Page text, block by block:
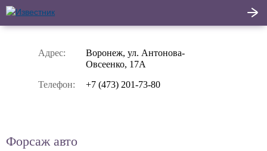
Адрес:
Воронеж, ул. Антонова-
Овсеенко, 17А
Телефон:
+7 (473) 201-73-80
Форсаж авто
отзыв
Главная
Актуальные новости